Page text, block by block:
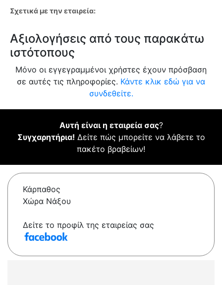
Σχετικά με την εταιρεία:
Αξιολογήσεις από τους παρακάτω
ιστότοπους
Μόνο οι εγγεγραμμένοι χρήστες έχουν πρόσβαση
σε αυτές τις πληροφορίες. Κάντε κλικ εδώ για να
συνδεθείτε.
Αυτή είναι η εταιρεία σας?
Συγχαρητήρια! Δείτε πώς μπορείτε να λάβετε το
πακέτο βραβείων!
Κάρπαθος
Χώρα Νάξου
Δείτε το προφίλ της εταιρείας σας